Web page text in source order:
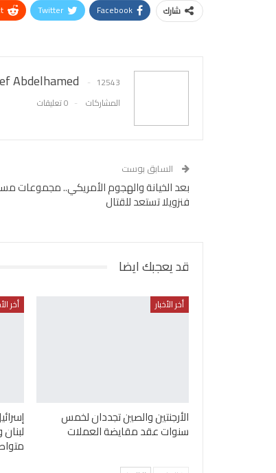
شارك Facebook
Twitter
Abdelhamed
12543
المشاركات
0 تعليقات
السابق بوست
بعد الخيانة والهجوم الأمريكي.. مجموعات
فنزويلا تستعد للقتال
قد يعجبك ايضا
أخر الأخبار
الأرجنتين والصين تجددان لخمس
سنوات عقد مقايضة العملات
أخر